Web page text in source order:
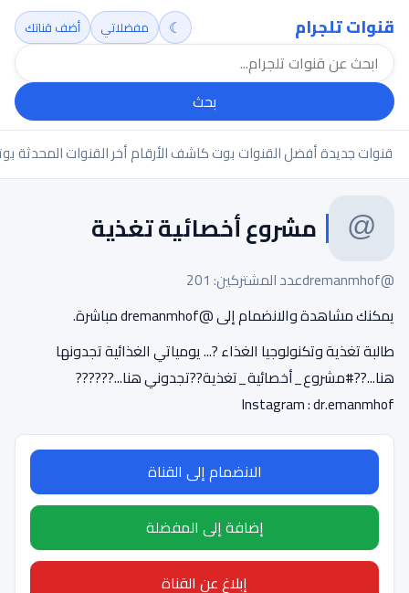
قنوات تلجرام
بحث
☾ مفضلاتي أضف قناتك
قنوات جديدةأفضل القنواتبوت كاشف الأرقامأخر القنوات المحدثة
مشروع أخصائية تغذية ️
@dremanmhof
عدد المشتركين: 201
يمكنك مشاهدة والانضمام إلى @dremanmhof مباشرة.
طالبة تغذية وتكنولوجيا الغذاء ?️... يومياتي الغذائية تجدونها
هنا...??#مشروع_أخصائية_تغذية??تجدوني هنا...??????
Instagram : dr.emanmhof
الانضمام إلى القناة
إضافة إلى المفضلة
إبلاغ عن القناة